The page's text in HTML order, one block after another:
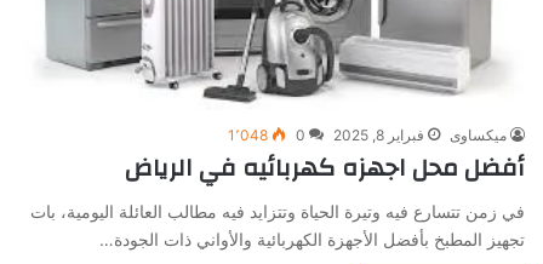
ميكساوى فبراير 8, 2025 0 1٬048
أفضل محل اجهزه كهربائيه في الرياض
في زمن تتسارع فيه وتيرة الحياة وتتزايد فيه مطالب العائلة اليومية، بات
تجهيز المطبخ بأفضل الأجهزة الكهربائية والأواني ذات الجودة…